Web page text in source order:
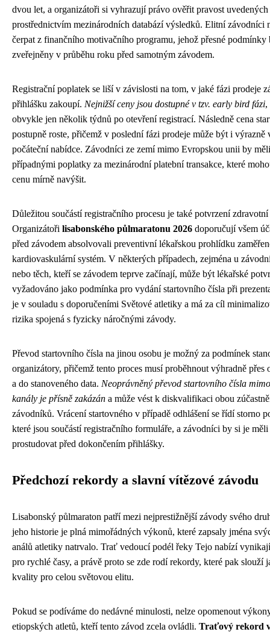
dvou let, a organizátoři si vyhrazují právo ověřit pravost uvedených
prostřednictvím mezinárodních databází výsledků. Elitní závodníci
čerpat z finančního motivačního programu, jehož přesné podmínky
zveřejněny v průběhu roku před samotným závodem.
Registrační poplatek se liší v závislosti na tom, v jaké fázi prodeje
přihlášku zakoupí. Nejnižší ceny jsou dostupné v tzv. early bird fázi,
obvykle jen několik týdnů po otevření registrací. Následně cena
postupně roste, přičemž v poslední fázi prodeje může být i výrazně
počáteční nabídce. Závodníci ze zemí mimo Evropskou unii by
případnými poplatky za mezinárodní platební transakce, které
cenu mírně navýšit.
Důležitou součástí registračního procesu je také potvrzení
Organizátoři lisabonského půlmaratonu 2026 doporučují všem
před závodem absolvovali preventivní lékařskou prohlídku
kardiovaskulární systém. V některých případech, zejména u
nebo těch, kteří se závodem teprve začínají, může být lékařské
vyžadováno jako podmínka pro vydání startovního čísla při
je v souladu s doporučeními Světové atletiky a má za cíl
rizika spojená s fyzicky náročnými závody.
Převod startovního čísla na jinou osobu je možný za podmínek
organizátory, přičemž tento proces musí proběhnout výhradně přes
a do stanoveného data. Neoprávněný převod startovního čísla
kanály je přísně zakázán a může vést k diskvalifikaci obou
závodníků. Vrácení startovného v případě odhlášení se řídí storno
které jsou součástí registračního formuláře, a závodníci by si je
prostudovat před dokončením přihlášky.
Předchozí rekordy a slavní vítězové závodu
Lisabonský půlmaraton patří mezi nejprestižnější závody svého
jeho historie je plná mimořádných výkonů, které zapsaly jména
análů atletiky natrvalo. Trať vedoucí podél řeky Tejo nabízí
pro rychlé časy, a právě proto se zde rodí rekordy, které pak slouží
kvality pro celou světovou elitu.
Pokud se podíváme do nedávné minulosti, nelze opomenout
etiopských atletů, kteří tento závod zcela ovládli. Traťový rekord